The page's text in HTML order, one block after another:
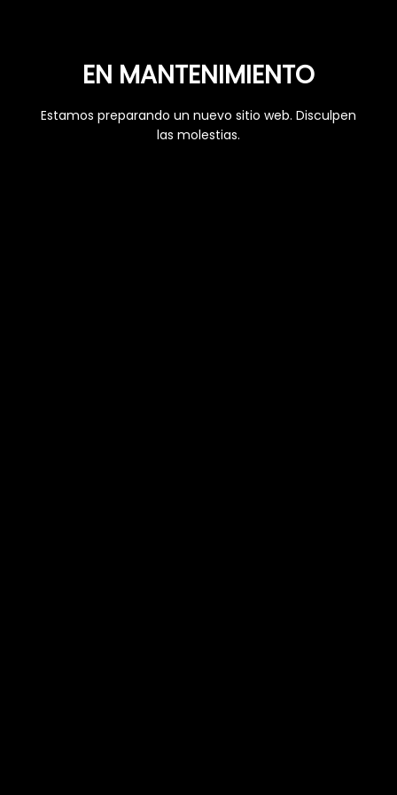
EN MANTENIMIENTO
Estamos preparando un nuevo sitio web. Disculpen
las molestias.